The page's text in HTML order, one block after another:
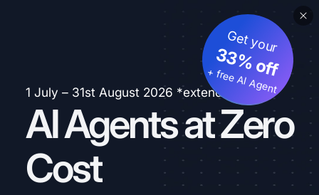
1 July – 31st August 2026 *extended
AI Agents at Zero
Cost
Get your
33% off
+ free AI Agent